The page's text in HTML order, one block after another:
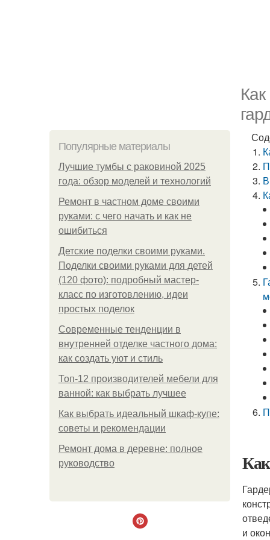
Популярные материалы
Лучшие тумбы с раковиной 2025
года: обзор моделей и технологий
Ремонт в частном доме своими
руками: с чего начать и как не
ошибиться
Детские поделки своими руками.
Поделки своими руками для детей
(120 фото): подробный мастер-
класс по изготовлению, идеи
простых поделок
Современные тенденции в
внутренней отделке частного дома:
как создать уют и стиль
Топ-12 производителей мебели для
ванной: как выбрать лучшее
Как выбрать идеальный шкаф-купе:
советы и рекомендации
Ремонт дома в деревне: полное
руководство
и